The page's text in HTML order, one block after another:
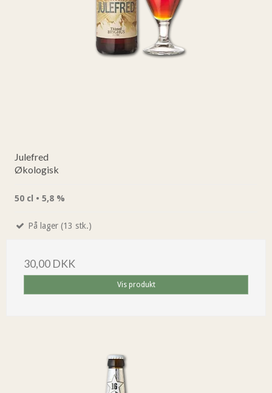
Julefred
Økologisk
50 cl • 5,8 %
På lager (13 stk.)
30,00 DKK
Vis produkt